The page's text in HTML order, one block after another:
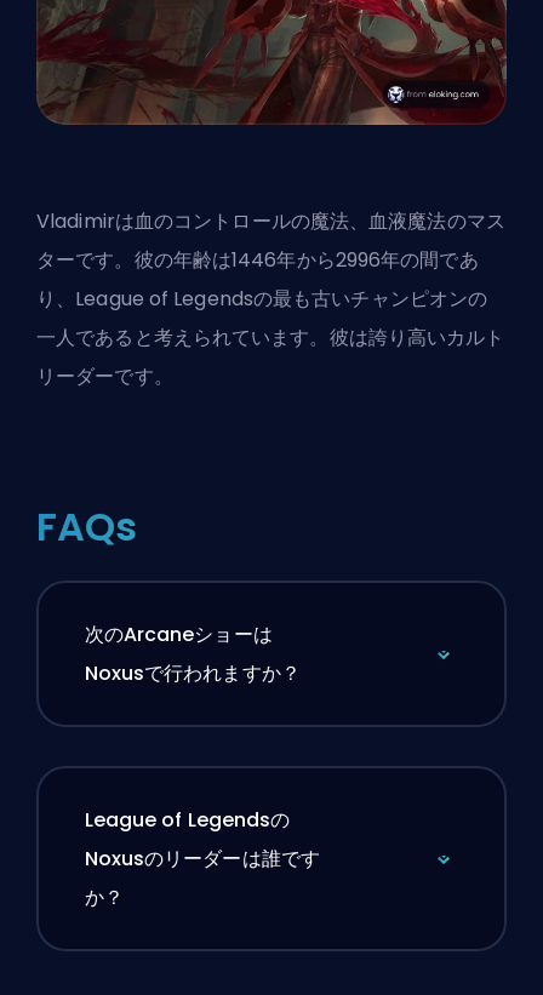
Vladimirは血のコントロールの魔法、血液魔法のマス
ターです。彼の年齢は1446年から2996年の間であ
り、League of Legendsの最も古いチャンピオンの
一人であると考えられています。彼は誇り高いカルト
リーダーです。
FAQs
次のArcaneショーは
Noxusで行われますか？
League of Legendsの
Noxusのリーダーは誰です
か？